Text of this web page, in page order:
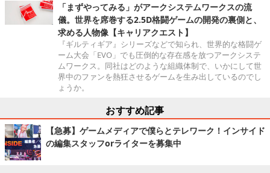
「まずやってみる」がアークシステムワークスの流
儀。世界を席巻する2.5D格闘ゲームの開発の裏側と、
求める人物像【キャリアクエスト】
『ギルティギア』シリーズなどで知られ、世界的な格闘ゲ
ーム大会「EVO」でも圧倒的な存在感を放つアークシステ
ムワークス。同社はどのような組織体制で、いかにして世
界中のファンを熱狂させるゲームを生み出しているのでし
ょうか。
おすすめ記事
【急募】ゲームメディアで僕らとテレワーク！インサイド
の編集スタッフorライターを募集中